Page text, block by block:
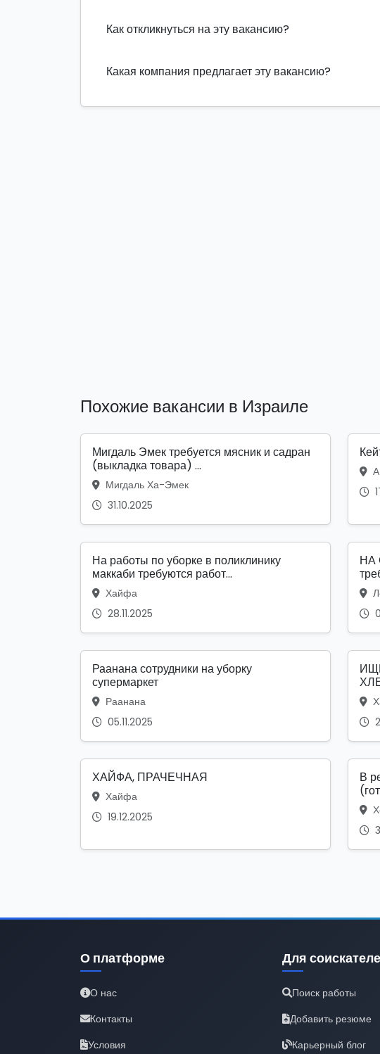
Как откликнуться на эту вакансию?
Какая компания предлагает эту вакансию?
Похожие вакансии в Израиле
Мигдаль Эмек требуется мясник и садран
(выкладка товара) ...
Мигдаль Ха-Эмек
31.10.2025
На работы по уборке в поликлинику
маккаби требуются работ...
Хайфа
28.11.2025
НА
Раанана сотрудники на уборку
супермаркет
Раанана
05.11.2025
ХАЙФА, ПРАЧЕЧНАЯ
Хайфа
19.12.2025
В
О платформе
О нас
Контакты
Условия
Для
Поиск работы
Добавить резюме
Карьерный блог